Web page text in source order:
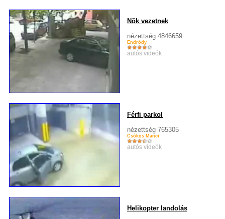
Nõk vezetnek
nézettség 4846659
Endrõdy
autós videók
Férfi parkol
nézettség 765305
Csókos Manci
autós videók
Helikopter landolás